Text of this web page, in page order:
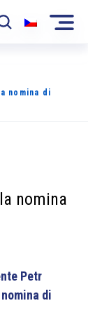
nomina di
nomina
Petr
di